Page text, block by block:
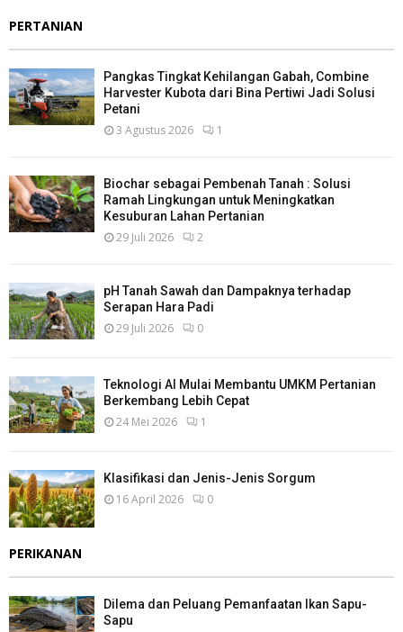
PERTANIAN
Pangkas Tingkat Kehilangan Gabah, Combine
Harvester Kubota dari Bina Pertiwi Jadi Solusi
Petani
3 Agustus 2026 1
Biochar sebagai Pembenah Tanah : Solusi
Ramah Lingkungan untuk Meningkatkan
Kesuburan Lahan Pertanian
29 Juli 2026 2
pH Tanah Sawah dan Dampaknya terhadap
Serapan Hara Padi
29 Juli 2026 0
Teknologi AI Mulai Membantu UMKM Pertanian
Berkembang Lebih Cepat
24 Mei 2026 1
Klasifikasi dan Jenis-Jenis Sorgum
16 April 2026 0
PERIKANAN
Dilema dan Peluang Pemanfaatan Ikan Sapu-
Sapu